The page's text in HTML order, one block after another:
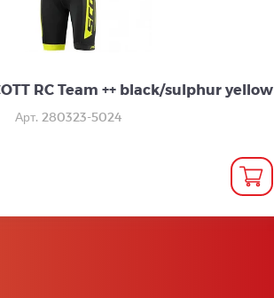
RC Team ++ black/sulphur yellow
Арт. 280323-5024